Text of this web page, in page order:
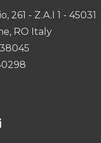
261 - Z.A.I 1 - 45031
RO Italy